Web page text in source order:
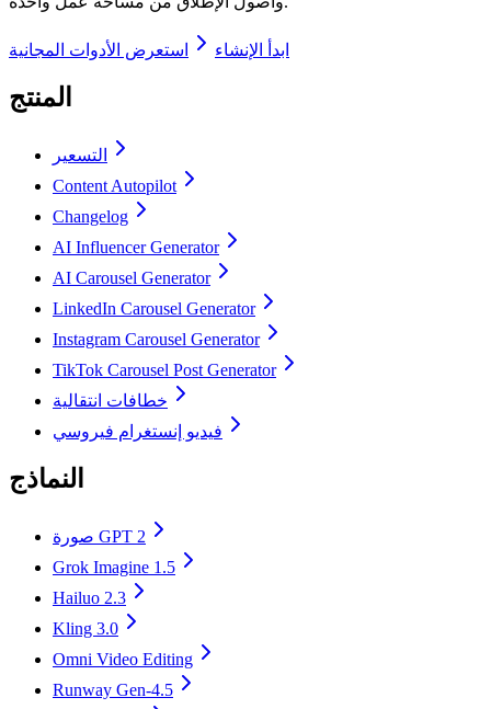
ابدأ الإنشاء استعرض الأدوات المجانية
المنتج
التسعير
Content Autopilot
Changelog
AI Influencer Generator
AI Carousel Generator
LinkedIn Carousel Generator
Instagram Carousel Generator
TikTok Carousel Post Generator
خطافات انتقالية
فيديو إنستغرام فيروسي
النماذج
صورة GPT 2
Grok Imagine 1.5
Hailuo 2.3
Kling 3.0
Omni Video Editing
Runway Gen-4.5